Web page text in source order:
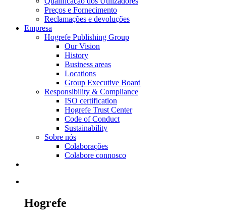
Preços e Fornecimento
Reclamações e devoluções
Empresa
Hogrefe Publishing Group
Our Vision
History
Business areas
Locations
Group Executive Board
Responsibility & Compliance
ISO certification
Hogrefe Trust Center
Code of Conduct
Sustainability
Sobre nós
Colaborações
Colabore connosco
Hogrefe